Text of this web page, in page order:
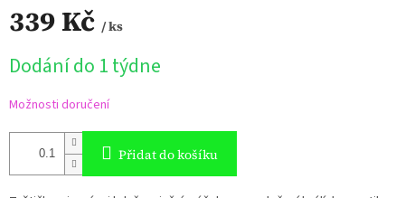
339 Kč / ks
cena:
Dodání do 1 týdne
Možnosti doručení
Přidat do košíku